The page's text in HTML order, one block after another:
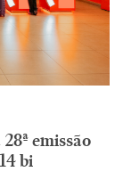
emissão
bi